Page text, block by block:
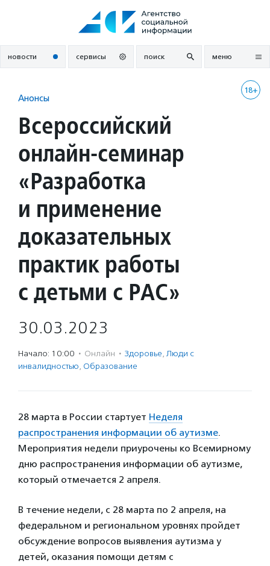
новости сервисы поиск меню
18+
Анонсы
Всероссийский
онлайн-семинар
«Разработка
и применение
доказательных
практик работы
с детьми с РАС»
30.03.2023
Начало: 10:00 · Онлайн · Здоровье, Люди с
инвалидностью, Образование
28 марта в России стартует Неделя
распространения информации об аутизме.
Мероприятия недели приурочены ко Всемирному
дню распространения информации об аутизме,
который отмечается 2 апреля.
В течение недели, с 28 марта по 2 апреля, на
федеральном и региональном уровнях пройдет
обсуждение вопросов выявления аутизма у
детей, оказания помощи детям с